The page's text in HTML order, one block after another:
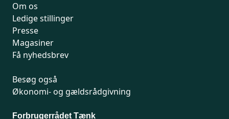
Om os
Ledige stillinger
Presse
Magasiner
Få nyhedsbrev
Besøg også
Økonomi- og gældsrådgivning
Forbrugerrådet Tænk